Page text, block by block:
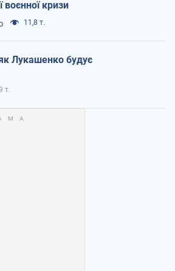
кризи
11,8 т.
Лукашенко будує
т.